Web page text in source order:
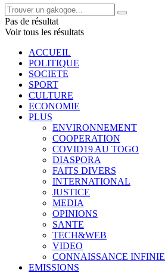
Pas de résultat
Voir tous les résultats
ACCUEIL
POLITIQUE
SOCIETE
SPORT
CULTURE
ECONOMIE
PLUS
ENVIRONNEMENT
COOPERATION
COVID19 AU TOGO
DIASPORA
FAITS DIVERS
INTERNATIONAL
JUSTICE
MEDIA
OPINIONS
SANTE
TECH&WEB
VIDEO
CONNAISSANCE INFINIE
EMISSIONS